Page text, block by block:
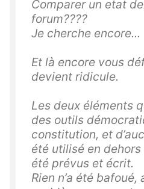
Comparer un etat
forum????
Je cherche encore...
Et là encore vous
devient ridicule.
Les deux éléments
des outils
constitution, et
été utilisé en
été prévus et écrit.
Rien n’a été